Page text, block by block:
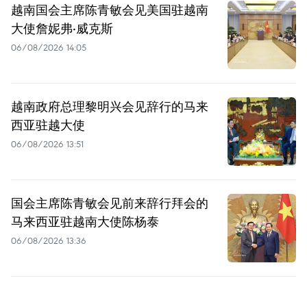
越南国会主席陈青敏会见美国驻越南
大使詹妮弗·威克斯
06/08/2026 14:05
越南政府总理黎明兴会见辞行的马来
西亚驻越大使
06/08/2026 13:51
国会主席陈青敏会见前来辞行拜会的
马来西亚驻越南大使陈杨泰
06/08/2026 13:36